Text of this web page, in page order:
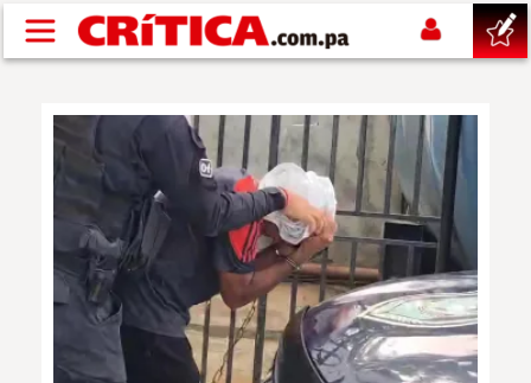
Pasar al contenido principal
NACIONAL
POLÍTICA
SHOW